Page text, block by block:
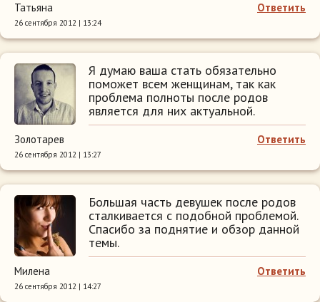
Ответить
Татьяна
26 сентября 2012 | 13:24
Я думаю ваша стать обязательно
поможет всем женщинам, так как
проблема полноты после родов
является для них актуальной.
Ответить
Золотарев
26 сентября 2012 | 13:27
Большая часть девушек после родов
сталкивается с подобной проблемой.
Спасибо за поднятие и обзор данной
темы.
Ответить
Милена
26 сентября 2012 | 14:27